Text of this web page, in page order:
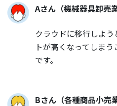
Aさん（機械器具卸売業
クラウドに移行しよ
トが高くなってしま
です。
Bさん（各種商品小売業